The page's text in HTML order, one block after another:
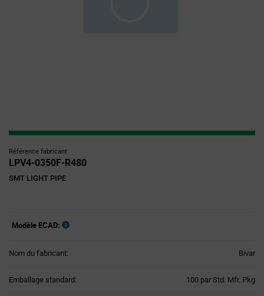
Référence fabricant
LPV4-0350F-R480
SMT LIGHT PIPE
Modèle ECAD:
Nom du fabricant: Bivar
Emballage standard: 100 par Std. Mfr. Pkg